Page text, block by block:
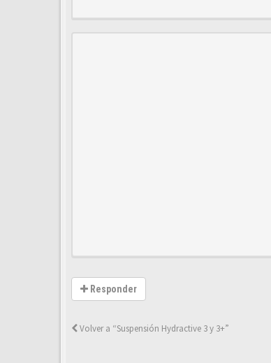
Responder
Volver a “Suspensión Hydractive 3 y 3+”